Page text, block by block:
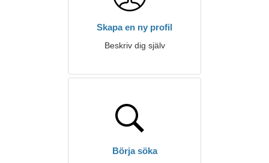
Skapa en ny profil
Beskriv dig själv
Börja söka